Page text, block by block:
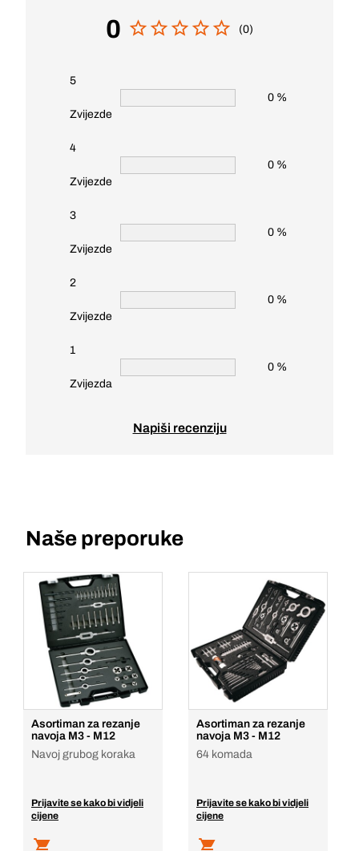
0 (0)
5
Zvijezde
0 %
4
Zvijezde
0 %
3
Zvijezde
0 %
2
Zvijezde
0 %
1
Zvijezda
0 %
Napiši recenziju
Naše preporuke
Asortiman za rezanje
navoja M3 - M12
Navoj grubog koraka
Prijavite se kako bi vidjeli
cijene
Asortiman za rezanje
navoja M3 - M12
64 komada
Prijavite se kako bi vidjeli
cijene